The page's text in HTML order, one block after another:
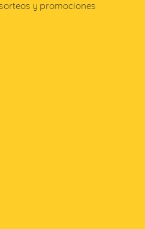
y promociones